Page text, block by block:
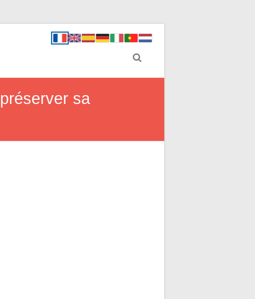
sa